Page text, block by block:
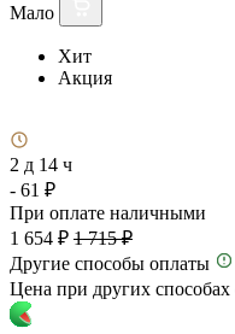
Мало
Хит
Акция
2 д 14 ч
- 61 ₽
При оплате наличными
1 654 ₽ 1 715 ₽
Другие способы оплаты
Цена при других